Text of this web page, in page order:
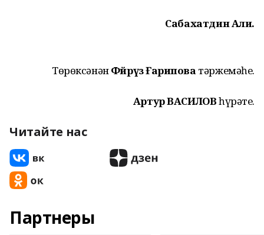
Сабахатдин Али.
ТөрөксәнәнФәйрүзә Ғарипова тәржемәһе.
Артур ВАСИЛОВһүрәте.
Читайте нас
Партнеры